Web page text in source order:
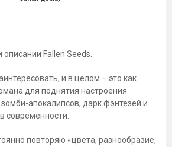
Fallen Seeds.
и в целом – это как
для поднятия настроения
апокалипсов, дарк фэнтезей и
современности.
повторяю «цвета, разнообразие,